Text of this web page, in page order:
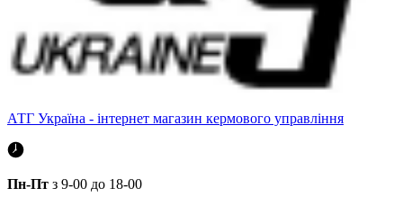
АТГ Україна - інтернет магазин кермового управління
Пн-Пт з 9-00 до 18-00